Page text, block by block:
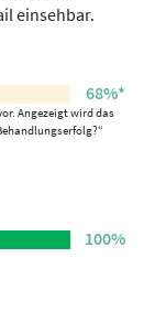
einsehbar.
68%*
Angezeigt wird das
100%